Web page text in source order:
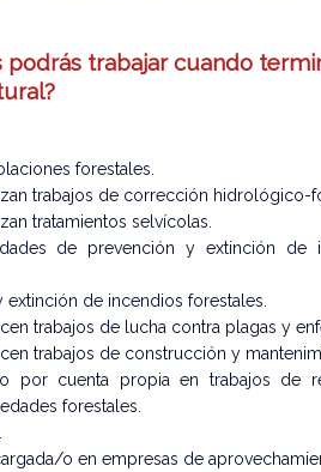
podrás trabajar cuando
forestales.
trabajos de corrección hidrológico-
tratamientos selvícolas.
de prevención y extinción de
de incendios forestales.
trabajos de lucha contra plagas y
trabajos de construcción y
o por cuenta propia en trabajos de
forestales.
o en empresas de